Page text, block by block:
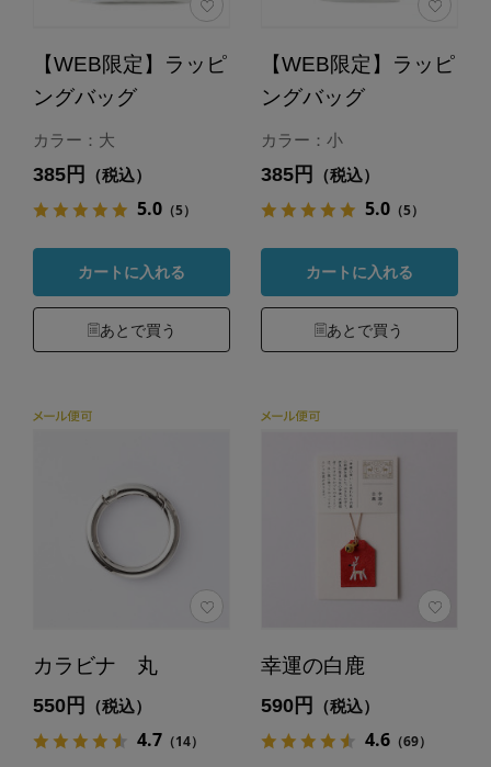
【WEB限定】ラッピ
ングバッグ
カラー：大
385円 （税込）
5.0（5）
カートに入れる
あとで買う
【WEB限定】ラッピ
ングバッグ
カラー：小
385円 （税込）
5.0（5）
カートに入れる
あとで買う
カラビナ 丸
550円 （税込）
4.7（14）
幸運の白鹿
590円 （税込）
4.6（69）